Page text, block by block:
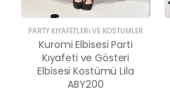
PARTY KIYAFETLERİ VE KOSTÜMLER
Kuromi Elbisesi Parti
Kıyafeti ve Gösteri
Elbisesi Kostümü Lila
ABY200